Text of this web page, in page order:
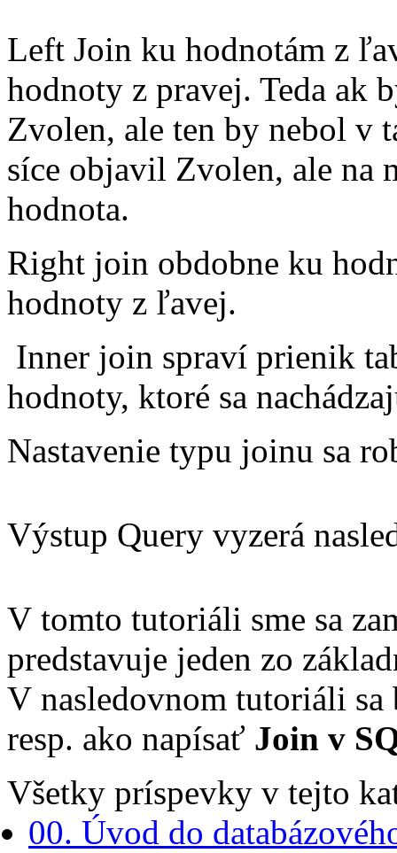
Left Join ku hodnotám z
hodnoty z pravej. Teda ak
Zvolen, ale ten by nebol v
síce objavil Zvolen, ale na
hodnota.
Right join obdobne ku
hodnoty z ľavej.
Inner join spraví prienik
hodnoty, ktoré sa
Nastavenie typu joinu sa
Výstup Query vyzerá
V tomto tutoriáli sme sa
predstavuje jeden zo
V nasledovnom tutoriáli sa
resp. ako napísať Join v
Všetky príspevky v tejto
00. Úvod do